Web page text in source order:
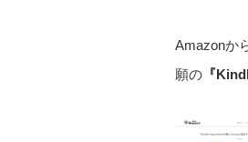
Amazonか
願の 『